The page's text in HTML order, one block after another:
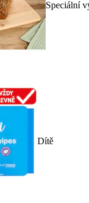
Speciální
Dítě